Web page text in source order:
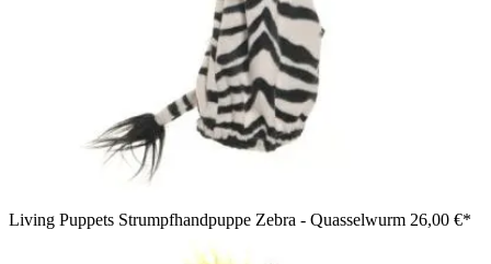
Living Puppets Strumpfhandpuppe Zebra - Quasselwurm 26,00 €*